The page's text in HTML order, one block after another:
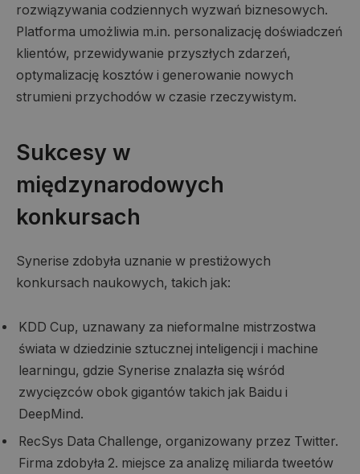
rozwiązywania codziennych wyzwań biznesowych.
Platforma umożliwia m.in. personalizację doświadczeń
klientów, przewidywanie przyszłych zdarzeń,
optymalizację kosztów i generowanie nowych
strumieni przychodów w czasie rzeczywistym.
Sukcesy w
międzynarodowych
konkursach
Synerise zdobyła uznanie w prestiżowych
konkursach naukowych, takich jak:
KDD Cup, uznawany za nieformalne mistrzostwa
świata w dziedzinie sztucznej inteligencji i machine
learningu, gdzie Synerise znalazła się wśród
zwycięzców obok gigantów takich jak Baidu i
DeepMind.
RecSys Data Challenge, organizowany przez Twitter.
Firma zdobyła 2. miejsce za analizę miliarda tweetów